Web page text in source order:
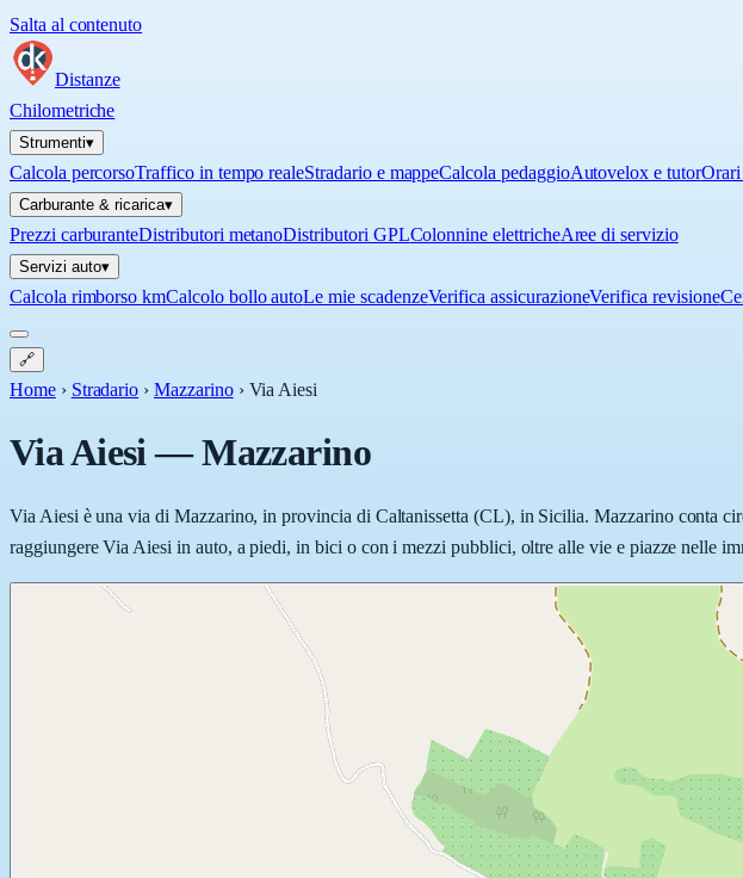
Salta al contenuto
Distanze
Chilometriche
Strumenti▾
Calcola percorsoTraffico in tempo realeStradario e mappeCalcola pedaggioAutovelox e tutor
Carburante & ricarica▾
Prezzi carburanteDistributori metanoDistributori GPLColonnine elettricheAree di servizio
Servizi auto▾
Calcola rimborso kmCalcolo bollo autoLe mie scadenzeVerifica assicurazioneVerifica revisione
🔗
Home › Stradario › Mazzarino › Via Aiesi
Via Aiesi—Mazzarino
Via Aiesi è una via di Mazzarino, in provincia di Caltanissetta (CL), in Sicilia. Mazzarino conta
raggiungere Via Aiesi in auto, a piedi, in bici o con i mezzi pubblici, oltre alle vie e piazze nelle